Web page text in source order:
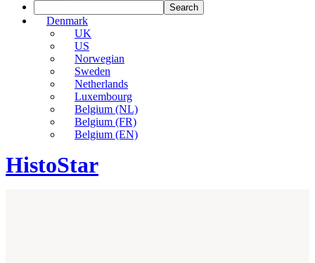
Denmark
UK
US
Norwegian
Sweden
Netherlands
Luxembourg
Belgium (NL)
Belgium (FR)
Belgium (EN)
HistoStar